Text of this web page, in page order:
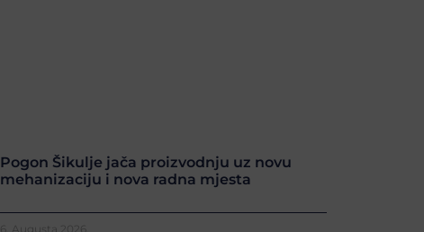
Pogon Šikulje jača proizvodnju uz novu
mehanizaciju i nova radna mjesta
6. Augusta 2026.